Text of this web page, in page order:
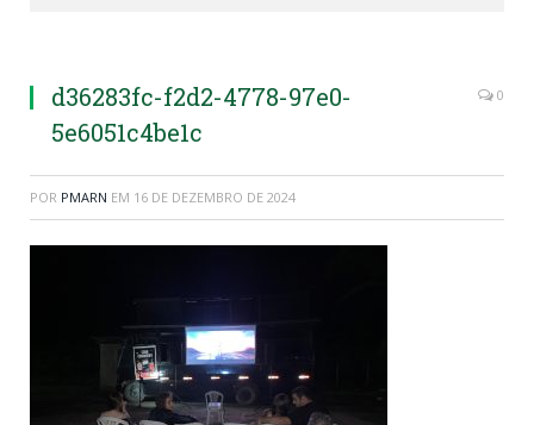
d36283fc-f2d2-4778-97e0-
5e6051c4be1c
0
POR PMARN EM 16 DE DEZEMBRO DE 2024